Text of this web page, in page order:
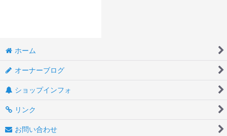
ホーム
オーナーブログ
ショップインフォ
リンク
お問い合わせ